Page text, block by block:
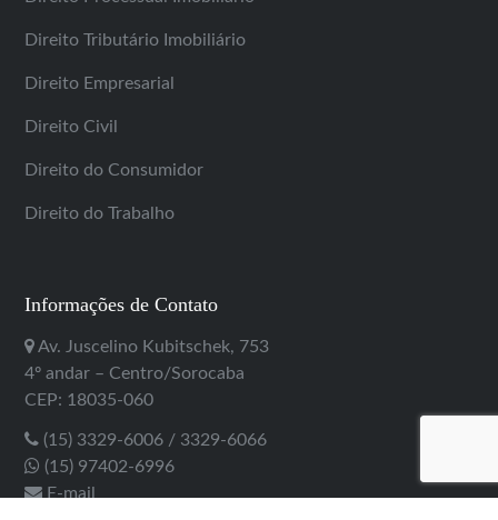
Direito Tributário Imobiliário
Direito Empresarial
Direito Civil
Direito do Consumidor
Direito do Trabalho
Informações de Contato
Av. Juscelino Kubitschek, 753
4º andar – Centro/Sorocaba
CEP: 18035-060
(15) 3329-6006 / 3329-6066
(15) 97402-6996
E-mail